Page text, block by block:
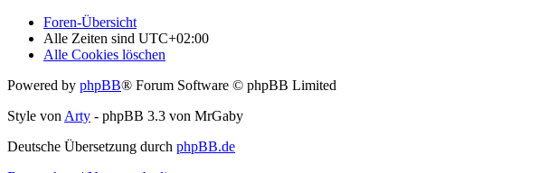
Foren-Übersicht
Alle Zeiten sind UTC+02:00
Alle Cookies löschen
Powered by phpBB® Forum Software © phpBB Limited
Style von Arty - phpBB 3.3 von MrGaby
Deutsche Übersetzung durch phpBB.de